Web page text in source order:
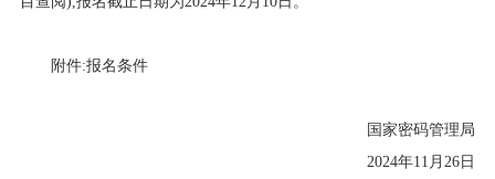
附件:报名条件
国家密码管理局
2024年11 月26 日